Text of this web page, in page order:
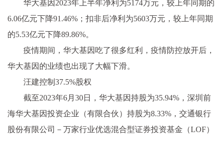
华大基因2023年上半年净利为5174万元，较上年同期的
6.06亿元下降91.46%；扣非后净利为5603万元，较上年同期
的5.53亿元下降89.86%。
疫情期间，华大基因吃了很多红利，疫情防控放开后，
华大基因的业绩也出现了大幅下滑。
汪建控制37.5%股权
截至2023年6月30日，华大基因持股为35.94%，深圳前
海华大基因投资企业（有限合伙）持股为8.33%，交通银行
股份有限公司－万家行业优选混合型证券投资基金（LOF）